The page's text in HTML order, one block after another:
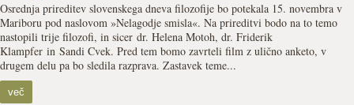
Osrednja prireditev slovenskega dneva filozofije bo potekala 15. novembra v
Mariboru pod naslovom »Nelagodje smisla«. Na prireditvi bodo na to temo
nastopili trije filozofi, in sicer dr. Helena Motoh, dr. Friderik
Klampfer in Sandi Cvek. Pred tem bomo zavrteli film z ulično anketo, v
drugem delu pa bo sledila razprava. Zastavek teme...
več